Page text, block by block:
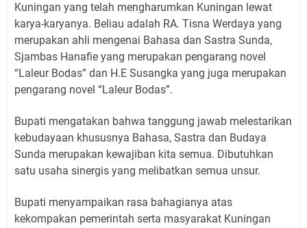
Kuningan yang telah mengharumkan Kuningan lewat
karya-karyanya. Beliau adalah RA. Tisna Werdaya yang
merupakan ahli mengenai Bahasa dan Sastra Sunda,
Sjambas Hanafie yang merupakan pengarang novel
“Laleur Bodas” dan H.E Susangka yang juga merupakan
pengarang novel “Laleur Bodas”.
Bupati mengatakan bahwa tanggung jawab melestarikan
kebudayaan khususnya Bahasa, Sastra dan Budaya
Sunda merupakan kewajiban kita semua. Dibutuhkan
satu usaha sinergis yang melibatkan semua unsur.
Bupati menyampaikan rasa bahagianya atas
kekompakan pemerintah serta masyarakat Kuningan